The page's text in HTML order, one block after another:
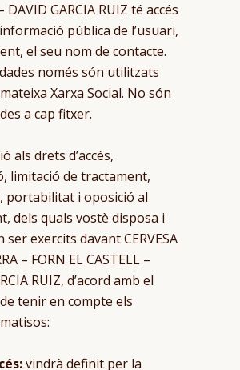
DAVID GARCIA RUIZ té accés
pública de l’usuari,
el seu nom de contacte.
només són utilitzats
Xarxa Social. No són
a cap fitxer.
als drets d’accés,
limitació de tractament,
portabilitat i oposició al
dels quals vostè disposa i
ser exercits davant CERVESA
– FORN EL CASTELL –
RUIZ, d’acord amb el
de tenir en compte els
vindrà definit per la